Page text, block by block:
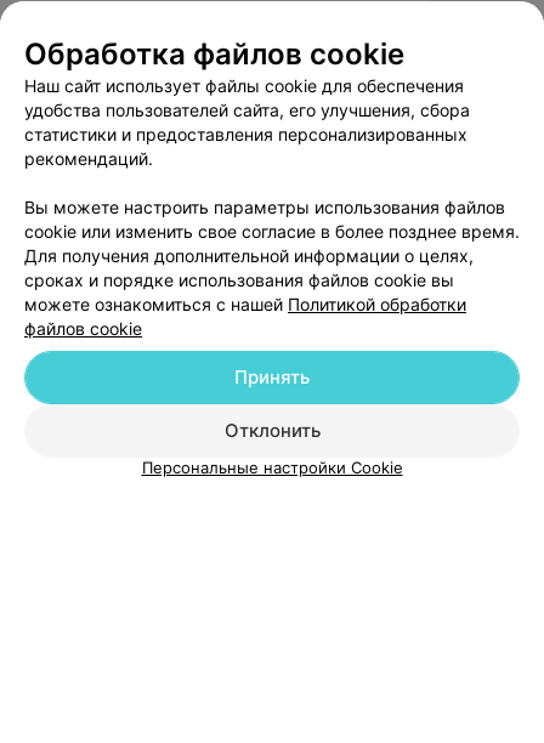
Мелирование волос
(средние)
Цена по запросу
Брондирование
Цена по запросу
Добавить компанию
Добавить специалиста
Обработка файлов cookie
Наш сайт использует файлы cookie для обеспечения
удобства пользователей сайта, его улучшения, сбора
статистики и предоставления персонализированных
рекомендаций.
Вы можете настроить параметры использования файлов
cookie или изменить свое согласие в более позднее время.
Для получения дополнительной информации о целях,
сроках и порядке использования файлов cookie вы
можете ознакомиться с нашей Политикой обработки
файлов cookie
Отклонить
Принять
Персональные настройки Cookie